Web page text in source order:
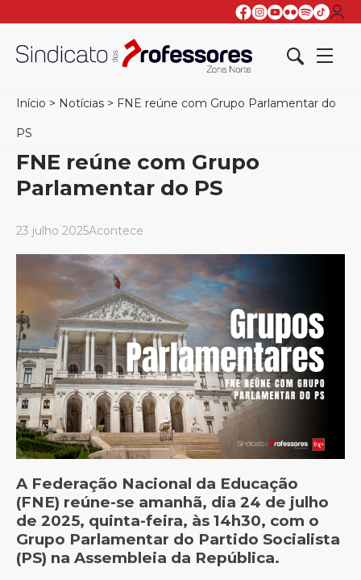
Início > Notícias > FNE reúne com Grupo Parlamentar do
PS
FNE reúne com Grupo
Parlamentar do PS
23 julho 2025Acontece
A Federação Nacional da Educação
(FNE) reúne-se amanhã, dia 24 de julho
de 2025, quinta-feira, às 14h30, com o
Grupo Parlamentar do Partido Socialista
(PS) na Assembleia da República.